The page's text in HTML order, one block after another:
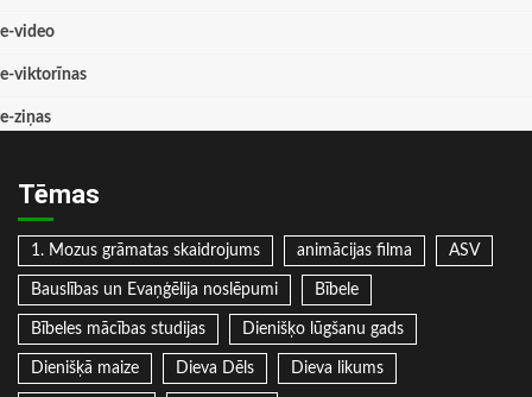
e-video
e-viktorīnas
e-ziņas
Tēmas
1. Mozus grāmatas skaidrojums animācijas filma ASV
Bauslības un Evaņģēlija noslēpumi Bībele
Bībeles mācības studijas Dienišķo lūgšanu gads
Dienišķā maize Dieva Dēls Dieva likums